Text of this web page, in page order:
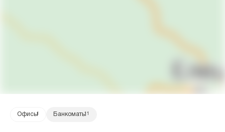
Офисы
1 Банкоматы11